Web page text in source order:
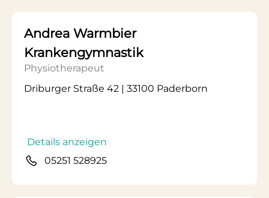
Andrea Warmbier
Krankengymnastik
Physiotherapeut
Driburger Straße 42 | 33100 Paderborn
Details anzeigen
05251 528925